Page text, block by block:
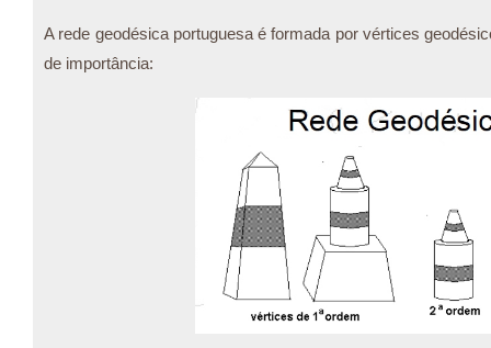
A rede geodésica portuguesa é formada por vértices
de importância: